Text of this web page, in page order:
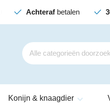
Achterafbetalen
Konijn & knaagdier